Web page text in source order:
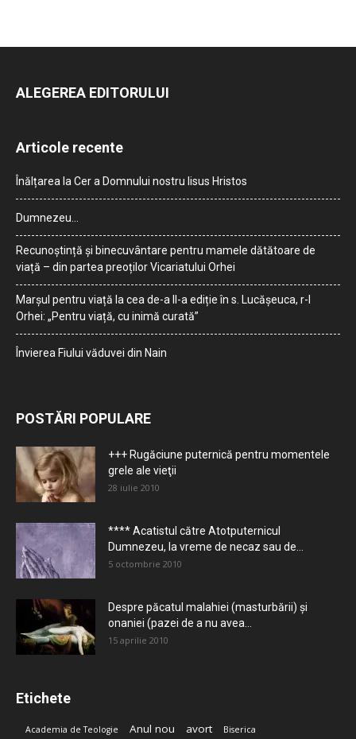
ALEGEREA EDITORULUI
Articole recente
Înălțarea la Cer a Domnului nostru Iisus Hristos
Dumnezeu…
Recunoștință și binecuvântare pentru mamele dătătoare de
viață – din partea preoților Vicariatului Orhei
Marșul pentru viață la cea de-a II-a ediție în s. Lucășeuca, r-l
Orhei: „Pentru viață, cu inimă curată”
Învierea Fiului văduvei din Nain
POSTĂRI POPULARE
+++ Rugăciune puternică pentru momentele
grele ale vieţii
28 iulie 2010
**** Acatistul către Atotputernicul
Dumnezeu, la vreme de necaz sau de...
5 octombrie 2010
Despre păcatul malahiei (masturbării) şi
onaniei (pazei de a nu avea...
15 aprilie 2010
Etichete
Academia de Teologie Anul nou avort Biserica